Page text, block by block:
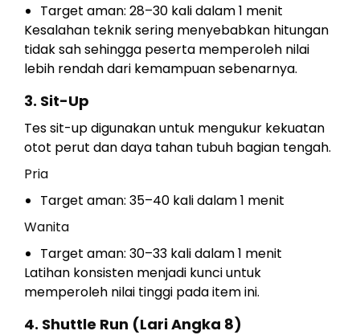
Target aman: 28–30 kali dalam 1 menit
Kesalahan teknik sering menyebabkan hitungan
tidak sah sehingga peserta memperoleh nilai
lebih rendah dari kemampuan sebenarnya.
3. Sit-Up
Tes sit-up digunakan untuk mengukur kekuatan
otot perut dan daya tahan tubuh bagian tengah.
Pria
Target aman: 35–40 kali dalam 1 menit
Wanita
Target aman: 30–33 kali dalam 1 menit
Latihan konsisten menjadi kunci untuk
memperoleh nilai tinggi pada item ini.
4. Shuttle Run (Lari Angka 8)